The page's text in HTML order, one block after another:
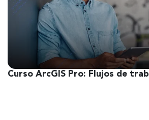
1
Curso ArcGIS Pro: Flujos de